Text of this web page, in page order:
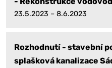
23.5.2023 – 8.6.2023
Rozhodnutí - stavební
splašková kanalizace